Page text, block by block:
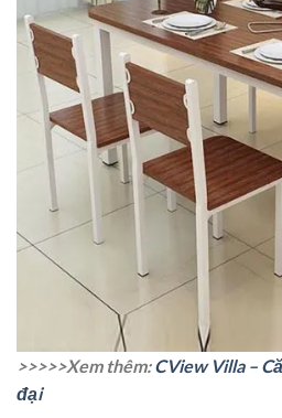
>>>>>Xem thêm:CView Villa –
đại